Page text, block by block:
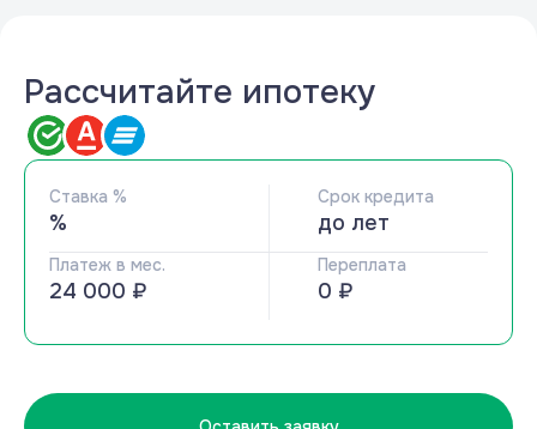
Рассчитайте ипотеку
Ставка %
%
Срок кредита
до лет
Платеж в мес.
24 000 ₽
Переплата
0 ₽